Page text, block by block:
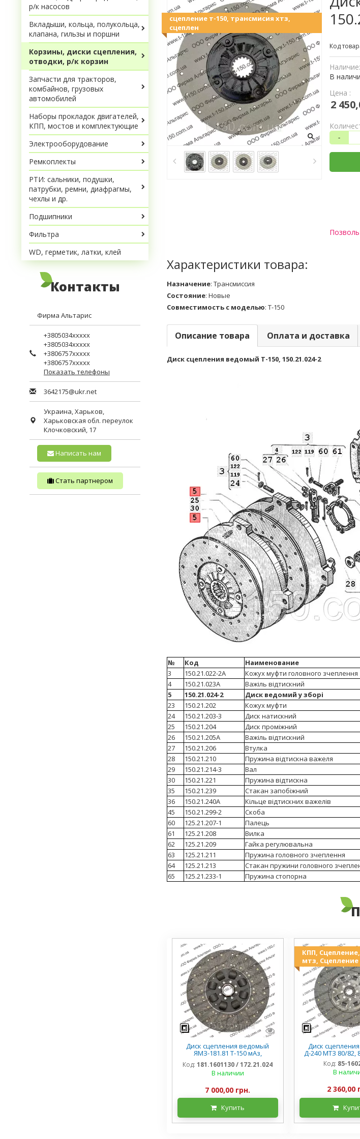
Код
сцепление т-150, трансмисия хтз,
сцеплен
Наличие:
В
Цена :
2
-
Характеристики товара:
Назначение: Трансмиссия
Состояние: Новые
Совместимость с моделью: Т-150
Описание товара Оплата и доставка
Диск сцепления ведомый Т-150, 150.21.024-2
№ Код
Наименование
3
150.21.022-2А
Кожух муфти головного зчеплення
4
150.21.023А
Важіль відтискний
5
150.21.024-2
Диск ведомий у зборі
23
150.21.202
Кожух муфти
24
150.21.203-3
Диск натискний
25
150.21.204
Диск проміжний
26
150.21.205А
Важіль відтискний
27
150.21.206
Втулка
28
150.21.210
Пружина відтискна важеля
29
150.21.214-3
Вал
30
150.21.221
Пружина відтискна
35
150.21.239
Стакан запобіжний
36
150.21.240А
Кільце відтискних важелів
45
150.21.299-2
Скоба
60
125.21.207-1
Палець
61
125.21.208
Вилка
62
125.21.209
Гайка регулювальна
63
125.21.211
Пружина головного зчеплення
64
125.21.213
Стакан пружини головного
65
125.21.233-1 Пружина стопорна
Диск сцепления ведомый
ЯМЗ-181.81 Т-150 мАз,
181.1601130-81 / 172.21.024
Код: 181.1601130 / 172.21.024
В наличии
7 000,00 грн.
Купить
КПП,
мтз,
Диск
Д-240 МТЗ 80/82,
Код: 85-
В
2 360,00
р/к насосов
Вкладыши, кольца, полукольца,
клапана, гильзы и поршни
Корзины, диски сцепления,
отводки, р/к корзин
Запчасти для тракторов,
комбайнов, грузовых
автомобилей
Наборы прокладок двигателей,
КПП, мостов и комплектующие
Электрооборудование
Ремкоплекты
РТИ: сальники, подушки,
патрубки, ремни, диафрагмы,
чехлы и др.
Подшипники
Фильтра
WD, герметик, латки, клей
Контакты
Фирма Альтарис
+3805034xxxxx
+3805034xxxxx
+3806757xxxxx
+3806757xxxxx
Показать телефоны
3642175@ukr.net
Украина,Харьков,
Харьковская обл. переулок
Клочковский, 17
Написать нам
Стать партнером